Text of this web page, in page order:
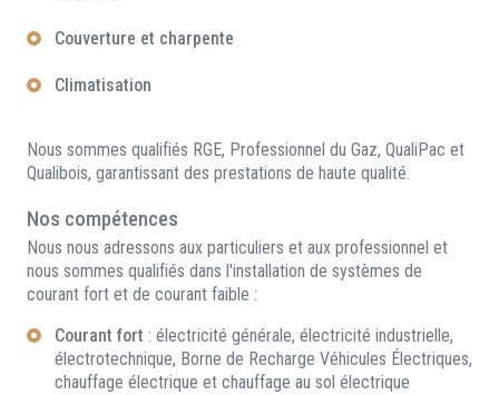
Couverture et charpente
Climatisation
Nous sommes qualifiés RGE, Professionnel du Gaz, QualiPac et
Qualibois, garantissant des prestations de haute qualité.
Nos compétences
Nous nous adressons aux particuliers et aux professionnel et
nous sommes qualifiés dans l'installation de systèmes de
courant fort et de courant faible :
Courant fort : électricité générale, électricité industrielle,
électrotechnique, Borne de Recharge Véhicules Électriques,
chauffage électrique et chauffage au sol électrique